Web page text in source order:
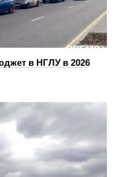
в НГЛУ в 2026